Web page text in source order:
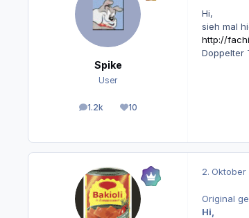
Spike
User
1.2k
Beiträge 10
Reputation
Hi,
sieh mal
http://
Doppelter
2. Oktober
Original
Hi,